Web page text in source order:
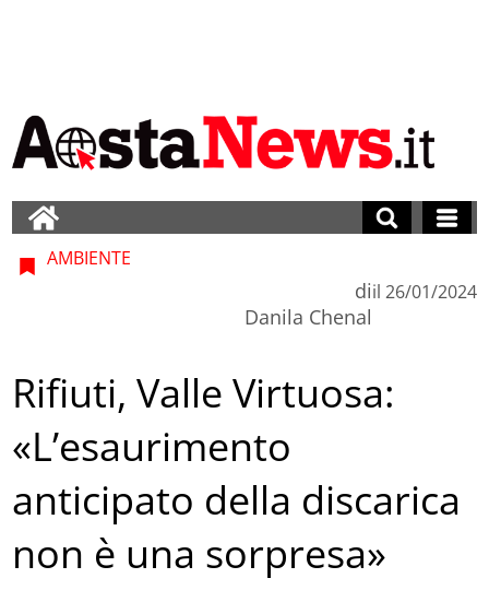
AMBIENTE
di
Danila Chenal
il 26/01/2024
Rifiuti, Valle Virtuosa:
«L’esaurimento
anticipato della discarica
non è una sorpresa»